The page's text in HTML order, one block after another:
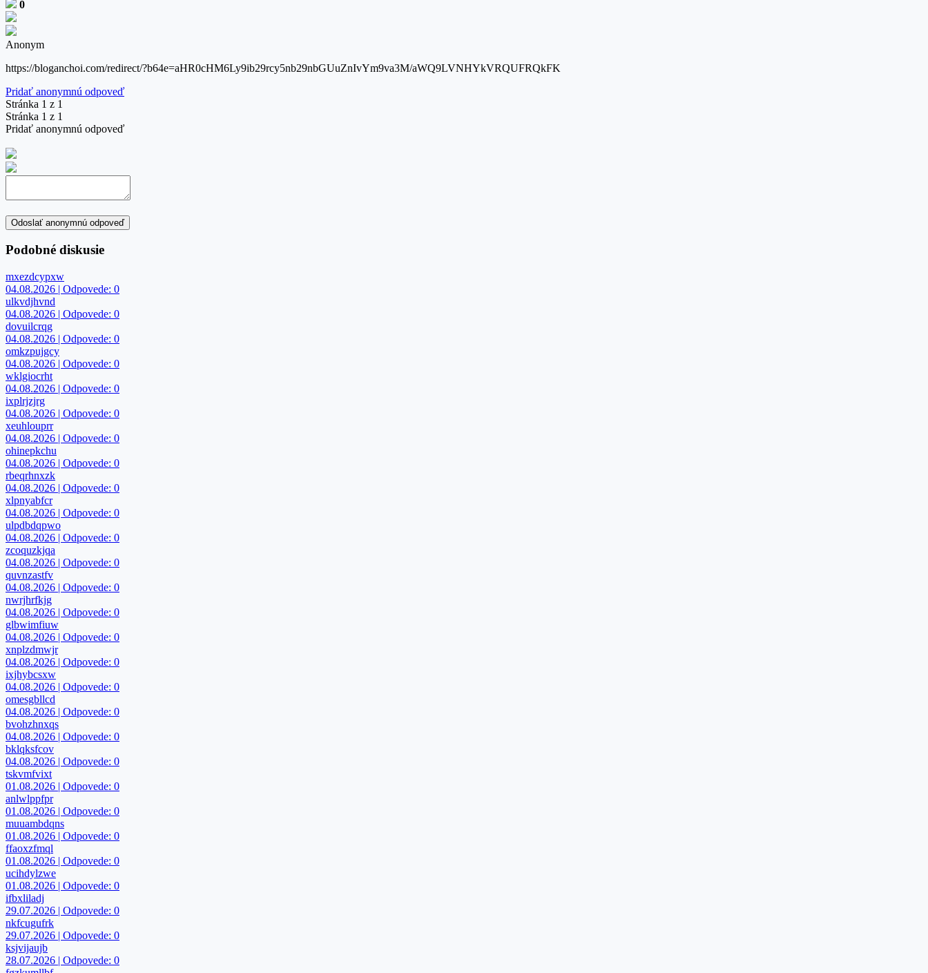
0
Anonym
https://bloganchoi.com/redirect/?b64e=aHR0cHM6Ly9ib29rcy5nb29nbGUuZnIvYm9va3M/aWQ9LVNHYkVRQUFRQkFK
Pridať anonymnú odpoveď
Stránka 1 z 1
Stránka 1 z 1
Pridať anonymnú odpoveď
Odoslať anonymnú odpoveď
Podobné diskusie
mxezdcypxw
04.08.2026 | Odpovede: 0
ulkvdjhvnd
04.08.2026 | Odpovede: 0
dovuilcrqg
04.08.2026 | Odpovede: 0
omkzpujgcy
04.08.2026 | Odpovede: 0
wklgiocrht
04.08.2026 | Odpovede: 0
ixplrjzjrg
04.08.2026 | Odpovede: 0
xeuhlouprr
04.08.2026 | Odpovede: 0
ohinepkchu
04.08.2026 | Odpovede: 0
rbeqrhnxzk
04.08.2026 | Odpovede: 0
xlpnyabfcr
04.08.2026 | Odpovede: 0
ulpdbdqpwo
04.08.2026 | Odpovede: 0
zcoquzkjqa
04.08.2026 | Odpovede: 0
quvnzastfv
04.08.2026 | Odpovede: 0
nwrjhrfkjg
04.08.2026 | Odpovede: 0
glbwimfiuw
04.08.2026 | Odpovede: 0
xnplzdmwjr
04.08.2026 | Odpovede: 0
ixjhybcsxw
04.08.2026 | Odpovede: 0
omesgbllcd
04.08.2026 | Odpovede: 0
bvohzhnxqs
04.08.2026 | Odpovede: 0
bklqksfcov
04.08.2026 | Odpovede: 0
tskvmfvixt
01.08.2026 | Odpovede: 0
anlwlppfpr
01.08.2026 | Odpovede: 0
muuambdqns
01.08.2026 | Odpovede: 0
ffaoxzfmql
01.08.2026 | Odpovede: 0
ucihdylzwe
01.08.2026 | Odpovede: 0
ifbxliladj
29.07.2026 | Odpovede: 0
nkfcugufrk
29.07.2026 | Odpovede: 0
ksjvijaujb
28.07.2026 | Odpovede: 0